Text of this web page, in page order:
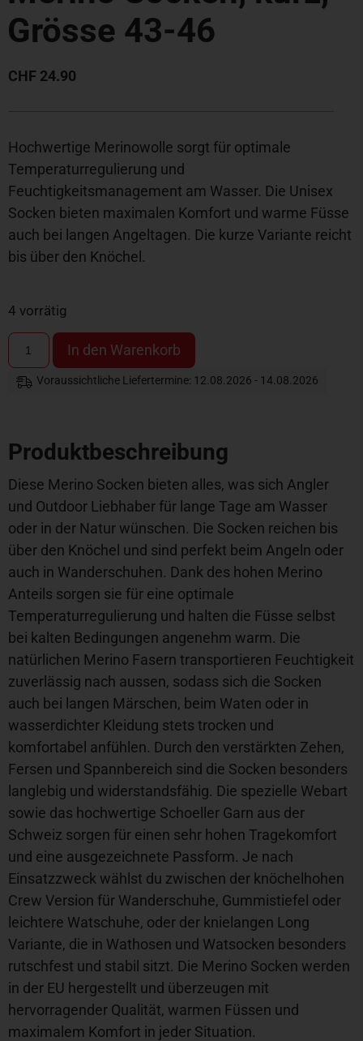
Grösse 43-46
CHF 24.90
Hochwertige Merinowolle sorgt für optimale
Temperaturregulierung und
Feuchtigkeitsmanagement am Wasser. Die Unisex
Socken bieten maximalen Komfort und warme Füsse
auch bei langen Angeltagen. Die kurze Variante reicht
bis über den Knöchel.
4 vorrätig
In den Warenkorb
Voraussichtliche Liefertermine: 12.08.2026 - 14.08.2026
Produktbeschreibung
Diese Merino Socken bieten alles, was sich Angler
und Outdoor Liebhaber für lange Tage am Wasser
oder in der Natur wünschen. Die Socken reichen bis
über den Knöchel und sind perfekt beim Angeln oder
auch in Wanderschuhen. Dank des hohen Merino
Anteils sorgen sie für eine optimale
Temperaturregulierung und halten die Füsse selbst
bei kalten Bedingungen angenehm warm. Die
natürlichen Merino Fasern transportieren Feuchtigkeit
zuverlässig nach aussen, sodass sich die Socken
auch bei langen Märschen, beim Waten oder in
wasserdichter Kleidung stets trocken und
komfortabel anfühlen. Durch den verstärkten Zehen,
Fersen und Spannbereich sind die Socken besonders
langlebig und widerstandsfähig. Die spezielle Webart
sowie das hochwertige Schoeller Garn aus der
Schweiz sorgen für einen sehr hohen Tragekomfort
und eine ausgezeichnete Passform. Je nach
Einsatzzweck wählst du zwischen der knöchelhohen
Crew Version für Wanderschuhe, Gummistiefel oder
leichtere Watschuhe, oder der knielangen Long
Variante, die in Wathosen und Watsocken besonders
rutschfest und stabil sitzt. Die Merino Socken werden
in der EU hergestellt und überzeugen mit
hervorragender Qualität, warmen Füssen und
maximalem Komfort in jeder Situation.